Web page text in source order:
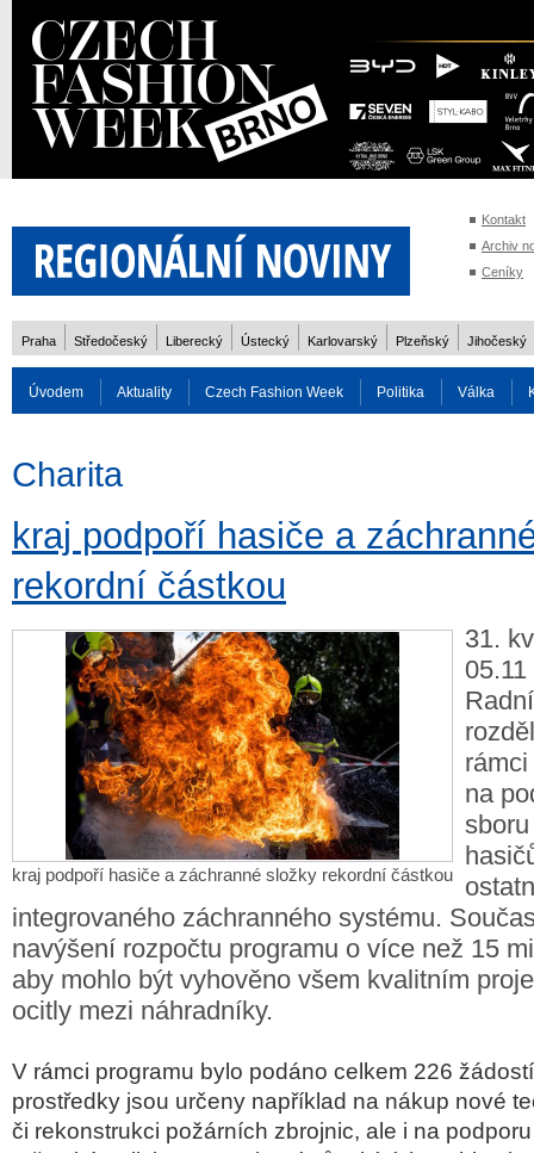
Kontakt
Archiv
Ceníky
Praha Středočeský Liberecký Ústecký Karlovarský Plzeňský Jihočeský
Úvodem Aktuality Czech Fashion Week Politika Válka
Charita
kraj podpoří hasiče a
rekordní částkou
kraj podpoří hasiče a záchranné složky rekordní částkou
31.
na
integrovaného záchranného systému.
navýšení rozpočtu programu o více než 15
aby mohlo být vyhověno všem kvalitním
ocitly mezi náhradníky.
V rámci programu bylo podáno celkem 226
prostředky jsou určeny například na nákup nové
či rekonstrukci požárních zbrojnic, ale i na